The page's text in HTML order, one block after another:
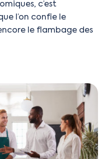
c’est
l’on confie le
le flambage des